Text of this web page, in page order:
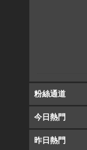
粉絲通道
今日熱門
昨日熱門